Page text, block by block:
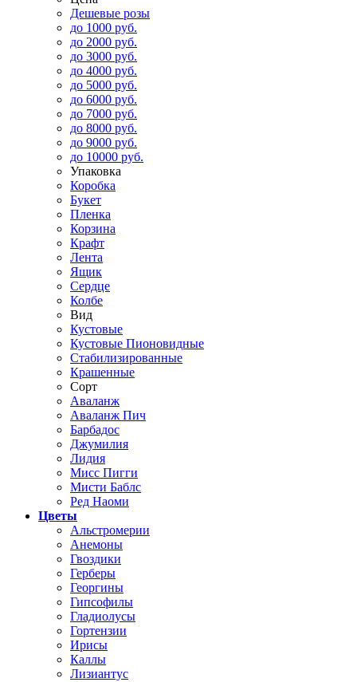
Дешевые розы
до 1000 руб.
до 2000 руб.
до 3000 руб.
до 4000 руб.
до 5000 руб.
до 6000 руб.
до 7000 руб.
до 8000 руб.
до 9000 руб.
до 10000 руб.
Упаковка
Коробка
Букет
Пленка
Корзина
Крафт
Лента
Ящик
Сердце
Колбе
Вид
Кустовые
Кустовые Пионовидные
Стабилизированные
Крашенные
Сорт
Аваланж
Аваланж Пич
Барбадос
Джумилия
Лидия
Мисс Пигги
Мисти Баблс
Ред Наоми
Цветы
Альстромерии
Анемоны
Гвоздики
Герберы
Георгины
Гипсофилы
Гладиолусы
Гортензии
Ирисы
Каллы
Лизиантус